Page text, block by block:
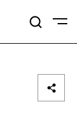
검색